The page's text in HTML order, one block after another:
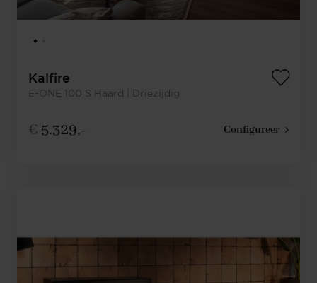
Kalfire
E-ONE 100 S Haard | Driezijdig
€ 5.329,- Configureer